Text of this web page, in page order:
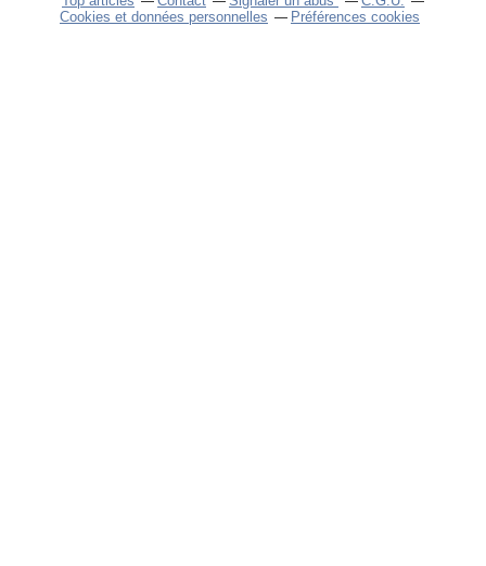
Cookies et données personnelles
Préférences cookies